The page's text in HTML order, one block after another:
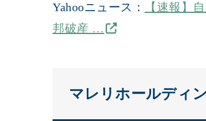
Yahooニュース：
【速報】
邦破産 …
マレリホールディ